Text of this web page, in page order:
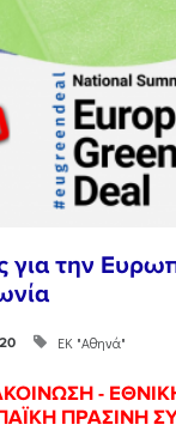
για την
ΕΚ "Αθηνά"
-
ΠΡΑΣΙΝΗ